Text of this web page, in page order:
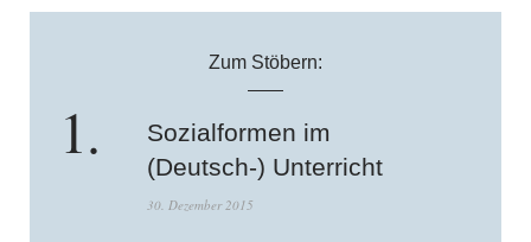
Zum Stöbern:
Sozialformen im
(Deutsch-) Unterricht
30. Dezember 2015